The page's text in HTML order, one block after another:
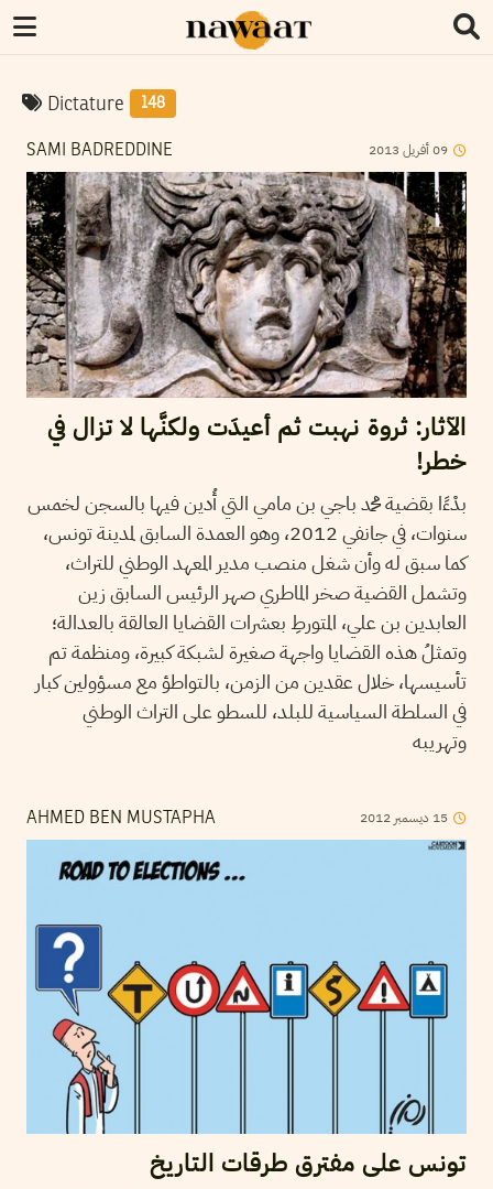
Dictature 148
SAMI BADREDDINE 09أفريل 2013
الآثار: ثروة نهبت ثم أعيدَت ولكنَّها لا تزال في
خطر!
بدْءًا بقضية محمد باجي بن مامي التي أُدين فيها بالسجن لخمس
سنوات، في جانفي 2012، وهو العمدة السابق لمدينة تونس،
كما سبق له وأن شغل منصب مدير المعهد الوطني للتراث،
وتشمل القضية صخر الماطري صهر الرئيس السابق زين
العابدين بن علي، المتورطِ بعشرات القضايا العالقة بالعدالة؛
وتمثلُ هذه القضايا واجهة صغيرة لشبكة كبيرة، ومنظمة تم
تأسيسها، خلال عقدين من الزمن، بالتواطؤ مع مسؤولين كبار
في السلطة السياسية للبلد، للسطو على التراث الوطني
وتهريبه
AHMED BEN MUSTAPHA 15 ديسمبر 2012
تونس على مفترق طرقات التاريخ